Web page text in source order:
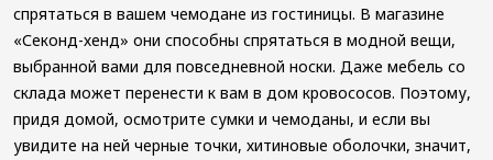
спрятаться в вашем чемодане из гостиницы. В магазине
«Секонд-хенд» они способны спрятаться в модной вещи,
выбранной вами для повседневной носки. Даже мебель со
склада может перенести к вам в дом кровососов. Поэтому,
придя домой, осмотрите сумки и чемоданы, и если вы
увидите на ней черные точки, хитиновые оболочки, значит,